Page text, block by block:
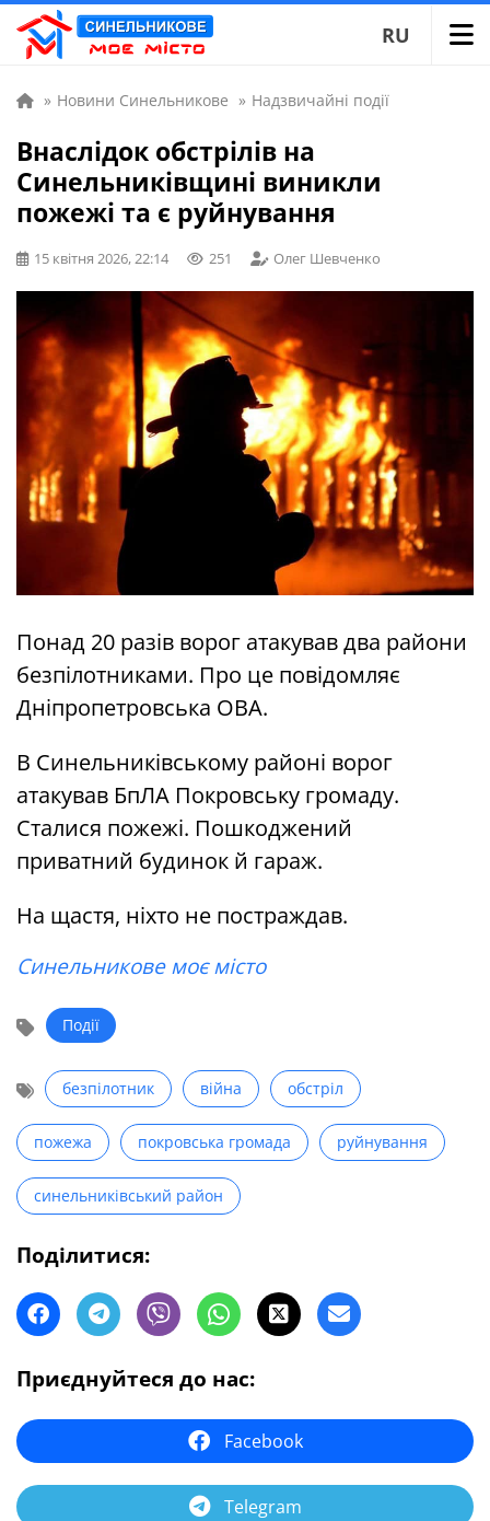
RU
» Новини Синельникове » Надзвичайні події
Внаслідок обстрілів на
Синельниківщині виникли
пожежі та є руйнування
15 квітня 2026, 22:14 251 Олег Шевченко
Понад 20 разів ворог атакував два райони
безпілотниками. Про це повідомляє
Дніпропетровська ОВА.
В Синельниківському районі ворог
атакував БпЛА Покровську громаду.
Сталися пожежі. Пошкоджений
приватний будинок й гараж.
На щастя, ніхто не постраждав.
Синельникове моє місто
Події
безпілотник війна обстріл
пожежа покровська громада руйнування
синельниківський район
Поділитися:
Приєднуйтеся до нас:
Facebook
Telegram